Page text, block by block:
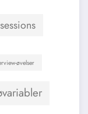
øvelser